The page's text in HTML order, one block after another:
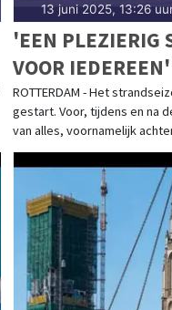
13 juni 2025, 13:26
'EEN PLEZIERIG
VOOR IEDEREEN'
ROTTERDAM - Het
gestart. Voor, tijdens en na
van alles, voornamelijk